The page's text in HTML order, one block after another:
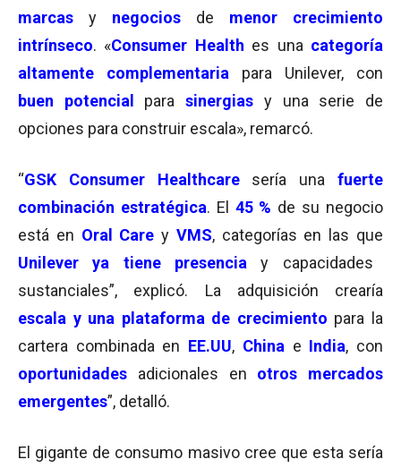
marcas
y negocios de menor crecimiento
intrínseco. «Consumer Health es una categoría
altamente complementaria para Unilever, con
buen potencial
parasinergias y una serie de
opciones para construir escala», remarcó.
“GSK Consumer Healthcaresería una fuerte
combinación estratégica. El 45 % de su negocio
está en Oral Care y VMS, categorías en las que
Unilever ya tiene presencia
y capacidades
sustanciales”, explicó. La adquisición crearía
escala y una plataforma de crecimiento para la
cartera combinada en EE.UU, China e India, con
oportunidades
adicionales en otros mercados
emergentes”, detalló.
El gigante de consumo masivo cree que esta sería